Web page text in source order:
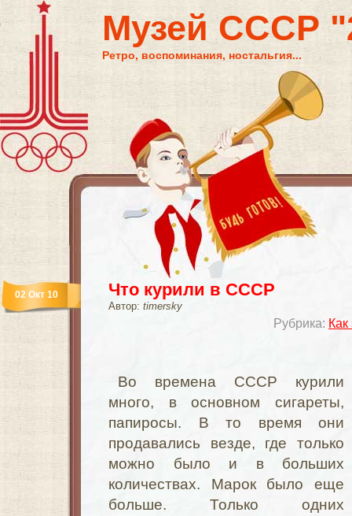
Музей СССР
Ретро, воспоминания, ностальгия...
Что курили в СССР
Автор: timersky
Рубрика:
02 Окт 10
Во времена СССР курили
много, в основном сигареты,
папиросы. В то время они
продавались везде, где только
можно было и в больших
количествах. Марок было еще
больше. Только одних